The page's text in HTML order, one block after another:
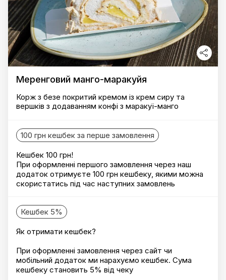
Меренговий манго-маракуйя
Корж з безе покритий кремом із крем сиру та
вершків з додаванням конфі з маракуї-манго
100 грн кешбек за перше замовлення
Кешбек 100 грн!
При оформленні першого замовлення через наш
додаток отримуєте 100 грн кешбеку, якими можна
скористатись під час наступних замовлень
Кешбек 5%
Як отримати кешбек?
При оформленні замовлення через сайт чи
мобільний додаток ми нарахуємо кешбек. Сума
кешбеку становить 5% від чеку